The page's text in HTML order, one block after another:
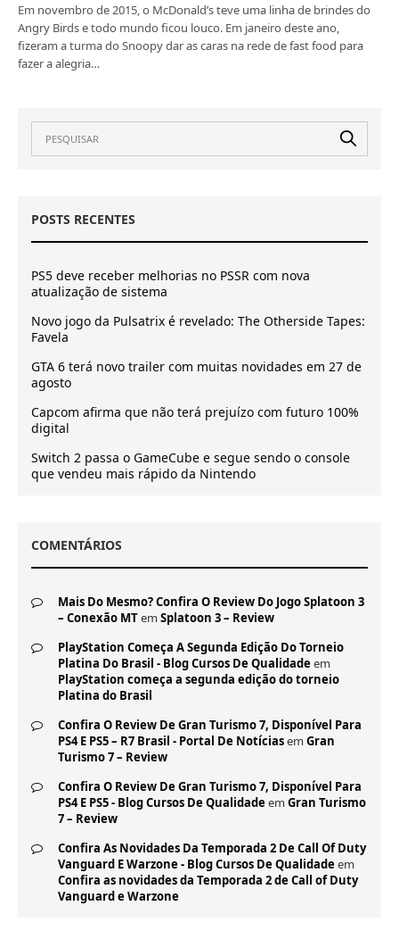
Em novembro de 2015, o McDonald’s teve uma linha de brindes do
Angry Birds e todo mundo ficou louco. Em janeiro deste ano,
fizeram a turma do Snoopy dar as caras na rede de fast food para
fazer a alegria…
POSTS RECENTES
PS5 deve receber melhorias no PSSR com nova
atualização de sistema
Novo jogo da Pulsatrix é revelado: The Otherside Tapes:
Favela
GTA 6 terá novo trailer com muitas novidades em 27 de
agosto
Capcom afirma que não terá prejuízo com futuro 100%
digital
Switch 2 passa o GameCube e segue sendo o console
que vendeu mais rápido da Nintendo
COMENTÁRIOS
Mais Do Mesmo? Confira O Review Do Jogo Splatoon 3
– Conexão MTem Splatoon 3 – Review
PlayStation Começa A Segunda Edição Do Torneio
Platina Do Brasil - Blog Cursos De Qualidade em
PlayStation começa a segunda edição do torneio
Platina do Brasil
Confira O Review De Gran Turismo 7, Disponível Para
PS4 E PS5 – R7 Brasil - Portal De Notíciasem Gran
Turismo 7 – Review
Confira O Review De Gran Turismo 7, Disponível Para
PS4 E PS5 - Blog Cursos De Qualidade em Gran Turismo
7 – Review
Confira As Novidades Da Temporada 2 De Call Of Duty
Vanguard E Warzone - Blog Cursos De Qualidade em
Confira as novidades da Temporada 2 de Call of Duty
Vanguard e Warzone